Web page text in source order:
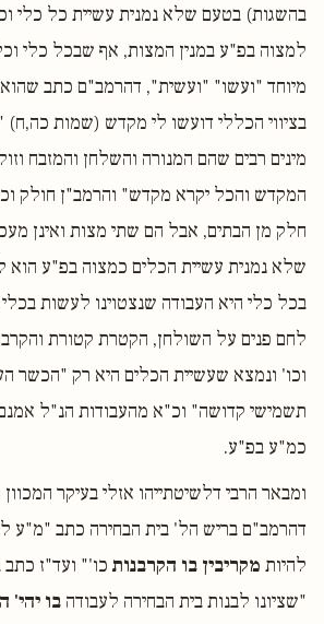
בהשגות) בטעם שלא נמנית עשיית כל כלי
למצוה בפ"ע במנין המצות, אף שבכל כלי
מיוחד "ועשו" "ועשית", דהרמב"ם כתב
בציווי הכללי דועשו לי מקדש (שמות
מינים רבים שהם המנורה והשלחן והמזבח
המקדש והכל יקרא מקדש" והרמב"ן חולק
חלק מן הבתים, אבל הם שתי מצות ואינן
שלא נמנית עשיית הכלים כמצוה בפ"ע הוא
בכל כלי היא העבודה שנצטוינו לעשות
לחם פנים על השולחן, הקטרת קטורת
וכו' ונמצא שעשיית הכלים היא רק "הכשר
תשמישי קדושה" וכ"א מהעבודות הנ"ל אמנם
כמ"ע בפ"ע.
ומבאר הרבי דלשיטתייהו אזלי בעיקר
דהרמב"ם בריש הל' בית הבחירה כתב "מ"ע
להיות מקריבין בו הקרבנות כו'" ועד"ז
"שציונו לבנות בית הבחירה לעבודה בו יהי'